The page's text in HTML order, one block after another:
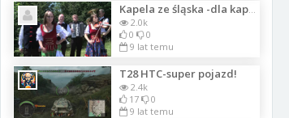
Kapela ze śląska -dla kapeli
2.0k
0
0
9 lat temu
T28 HTC-super pojazd!
2.4k
17
0
9 lat temu